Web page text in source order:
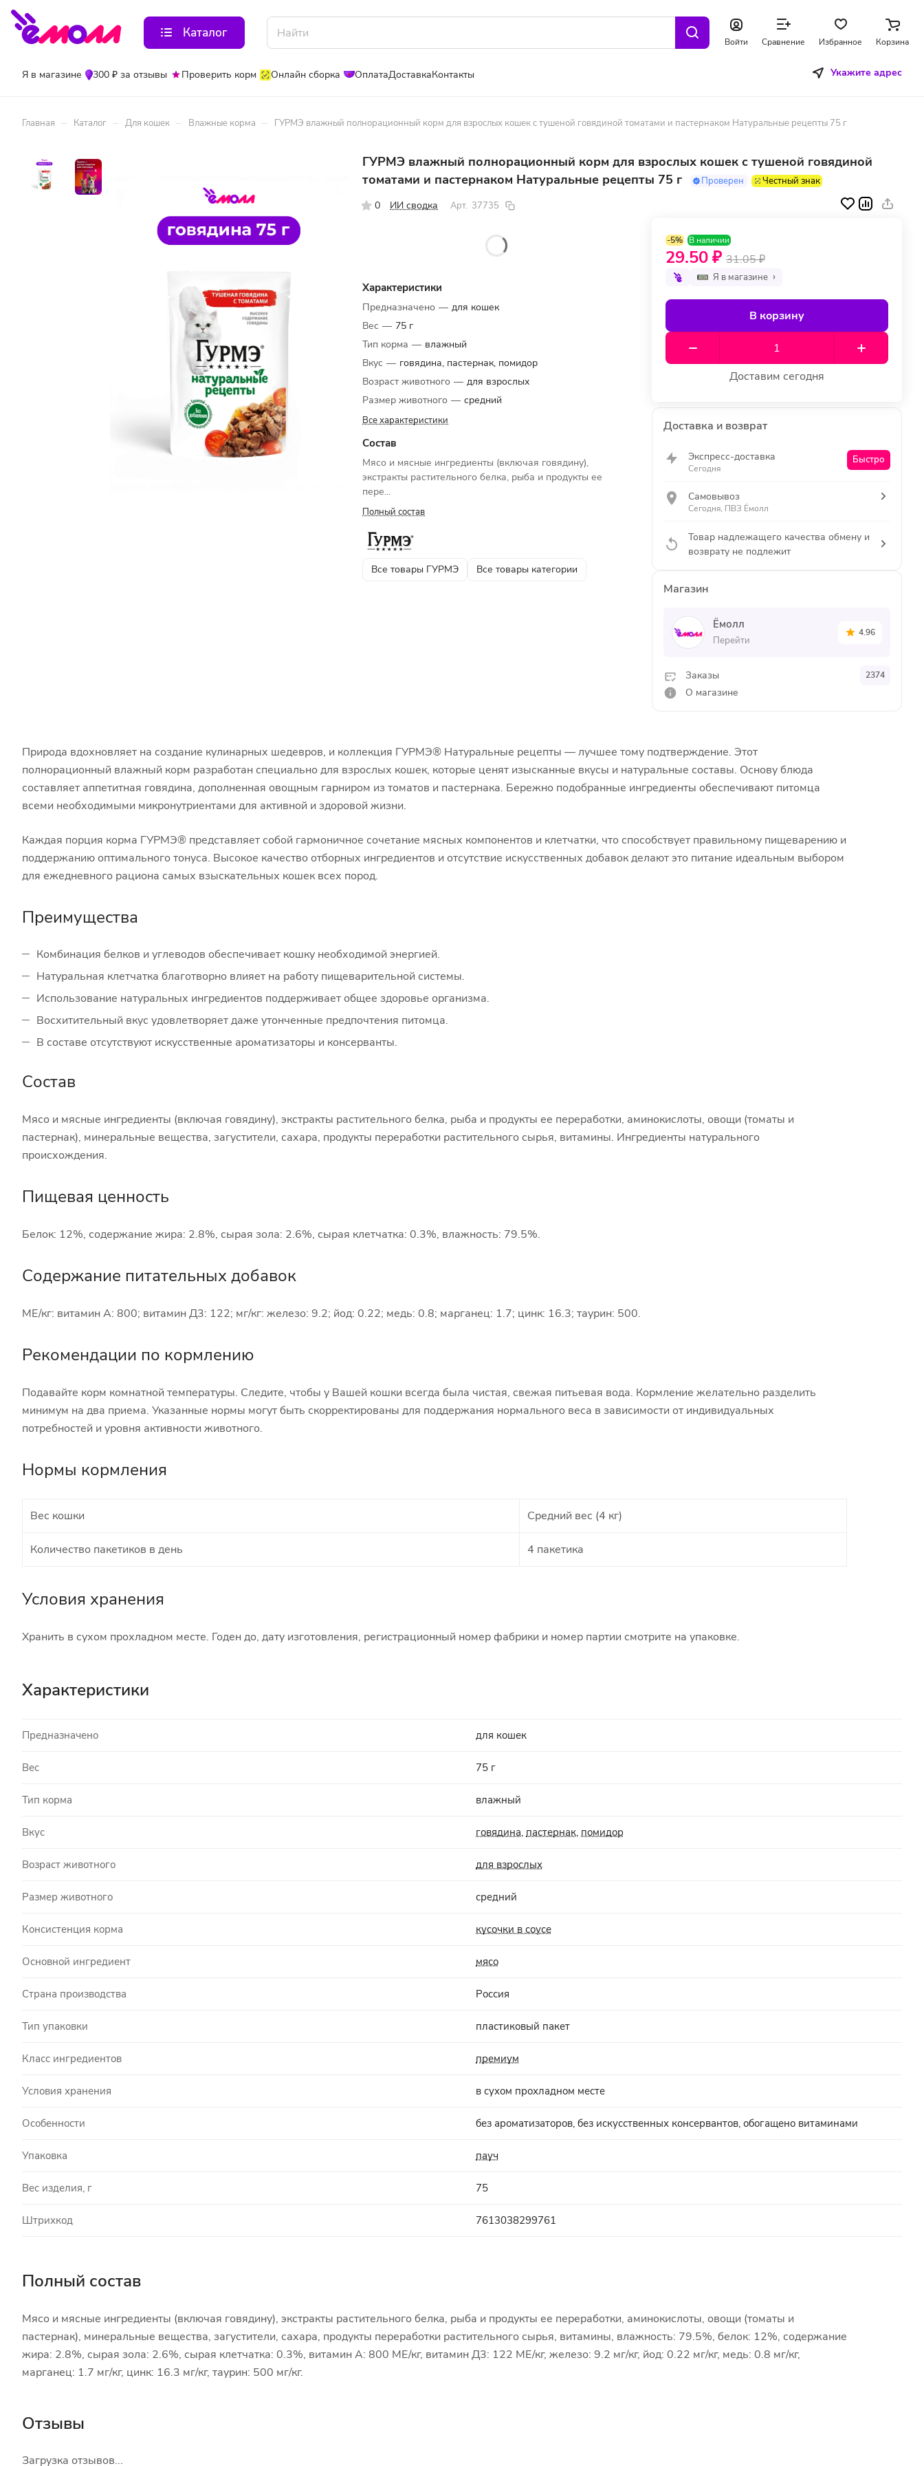
Каталог
Войти Сравнение Избранное Корзина
Я в магазине 300 ₽ за отзывы Проверить корм Онлайн сборка ОплатаДоставкаКонтакты Укажите адрес
Главная – Каталог – Для кошек – Влажные корма – ГУРМЭ влажный полнорационный корм для взрослых кошек с тушеной говядиной томатами и пастернаком Натуральные рецепты 75 г
ГУРМЭ влажный полнорационный корм для взрослых кошек с тушеной говядиной
томатами и пастернаком Натуральные рецепты 75 г
Проверен Честный знак
0 ИИ сводка Арт. 37735
Характеристики
Предназначено — для кошек
Вес — 75 г
Тип корма — влажный
Вкус — говядина, пастернак, помидор
Возраст животного — для взрослых
Размер животного — средний
Все характеристики
Состав
Мясо и мясные ингредиенты (включая говядину),
экстракты растительного белка, рыба и продукты ее
пере...
Полный состав
Все товары ГУРМЭ Все товары категории
-5% В наличии
29.50 ₽ 31.05 ₽
Я в магазине
В корзину
Доставим сегодня
Доставка и возврат
Экспресс-доставка
Сегодня
Быстро
Самовывоз
Сегодня, ПВЗ Ёмолл
Товар надлежащего качества обмену и
возврату не подлежит
Магазин
Ёмолл
Перейти
4.96
Заказы 2374
О магазине
Природа вдохновляет на создание кулинарных шедевров, и коллекция ГУРМЭ® Натуральные рецепты — лучшее тому подтверждение. Этот
полнорационный влажный корм разработан специально для взрослых кошек, которые ценят изысканные вкусы и натуральные составы. Основу блюда
составляет аппетитная говядина, дополненная овощным гарниром из томатов и пастернака. Бережно подобранные ингредиенты обеспечивают питомца
всеми необходимыми микронутриентами для активной и здоровой жизни.
Каждая порция корма ГУРМЭ® представляет собой гармоничное сочетание мясных компонентов и клетчатки, что способствует правильному пищеварению и
поддержанию оптимального тонуса. Высокое качество отборных ингредиентов и отсутствие искусственных добавок делают это питание идеальным выбором
для ежедневного рациона самых взыскательных кошек всех пород.
Преимущества
Комбинация белков и углеводов обеспечивает кошку необходимой энергией.
Натуральная клетчатка благотворно влияет на работу пищеварительной системы.
Использование натуральных ингредиентов поддерживает общее здоровье организма.
Восхитительный вкус удовлетворяет даже утонченные предпочтения питомца.
В составе отсутствуют искусственные ароматизаторы и консерванты.
Состав
Мясо и мясные ингредиенты (включая говядину), экстракты растительного белка, рыба и продукты ее переработки, аминокислоты, овощи (томаты и
пастернак), минеральные вещества, загустители, сахара, продукты переработки растительного сырья, витамины. Ингредиенты натурального
происхождения.
Пищевая ценность
Белок: 12%, содержание жира: 2.8%, сырая зола: 2.6%, сырая клетчатка: 0.3%, влажность: 79.5%.
Содержание питательных добавок
МЕ/кг: витамин А: 800; витамин Д3: 122; мг/кг: железо: 9.2; йод: 0.22; медь: 0.8; марганец: 1.7; цинк: 16.3; таурин: 500.
Рекомендации по кормлению
Подавайте корм комнатной температуры. Следите, чтобы у Вашей кошки всегда была чистая, свежая питьевая вода. Кормление желательно разделить
минимум на два приема. Указанные нормы могут быть скорректированы для поддержания нормального веса в зависимости от индивидуальных
потребностей и уровня активности животного.
Нормы кормления
Вес кошки Средний вес (4 кг)
Количество пакетиков в день 4 пакетика
Условия хранения
Хранить в сухом прохладном месте. Годен до, дату изготовления, регистрационный номер фабрики и номер партии смотрите на упаковке.
Характеристики
Предназначено для кошек
Вес 75 г
Тип корма влажный
Вкус говядина, пастернак, помидор
Возраст животного для взрослых
Размер животного средний
Консистенция корма кусочки в соусе
Основной ингредиент мясо
Страна производства Россия
Тип упаковки пластиковый пакет
Класс ингредиентов премиум
Условия хранения в сухом прохладном месте
Особенности без ароматизаторов, без искусственных консервантов, обогащено витаминами
Упаковка пауч
Вес изделия, г 75
Штрихкод 7613038299761
Полный состав
Мясо и мясные ингредиенты (включая говядину), экстракты растительного белка, рыба и продукты ее переработки, аминокислоты, овощи (томаты и
пастернак), минеральные вещества, загустители, сахара, продукты переработки растительного сырья, витамины, влажность: 79.5%, белок: 12%, содержание
жира: 2.8%, сырая зола: 2.6%, сырая клетчатка: 0.3%, витамин А: 800 МЕ/кг, витамин Д3: 122 МЕ/кг, железо: 9.2 мг/кг, йод: 0.22 мг/кг, медь: 0.8 мг/кг,
марганец: 1.7 мг/кг, цинк: 16.3 мг/кг, таурин: 500 мг/кг.
Отзывы
Загрузка отзывов...